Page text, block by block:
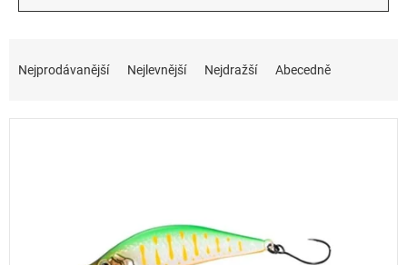
Nejprodávanější Nejlevnější Nejdražší Abecedně